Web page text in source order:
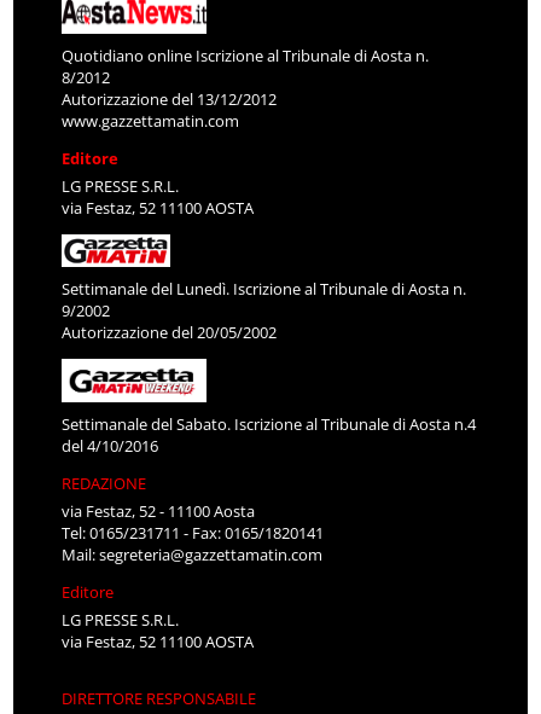
Quotidiano online Iscrizione al Tribunale di Aosta n.
8/2012
Autorizzazione del 13/12/2012
www.gazzettamatin.com
Editore
LG PRESSE S.R.L.
via Festaz, 52 11100 AOSTA
Settimanale del Lunedì. Iscrizione al Tribunale di Aosta n.
9/2002
Autorizzazione del 20/05/2002
Settimanale del Sabato. Iscrizione al Tribunale di Aosta n.4
del 4/10/2016
REDAZIONE
via Festaz, 52 - 11100 Aosta
Tel: 0165/231711 - Fax: 0165/1820141
Mail:segreteria@gazzettamatin.com
Editore
LG PRESSE S.R.L.
via Festaz, 52 11100 AOSTA
DIRETTORE RESPONSABILE